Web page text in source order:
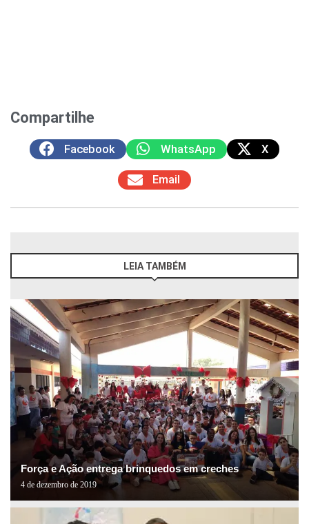
Compartilhe
Facebook WhatsApp X
Email
LEIA TAMBÉM
Força e Ação entrega brinquedos em creches
4 de dezembro de 2019